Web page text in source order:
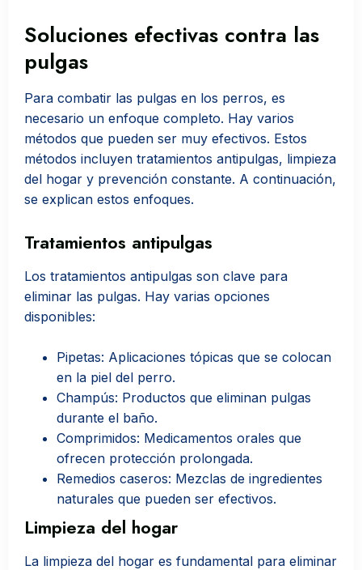
Soluciones efectivas contra las
pulgas
Para combatir las pulgas en los perros, es
necesario un enfoque completo. Hay varios
métodos que pueden ser muy efectivos. Estos
métodos incluyen tratamientos antipulgas, limpieza
del hogar y prevención constante. A continuación,
se explican estos enfoques.
Tratamientos antipulgas
Los tratamientos antipulgas son clave para
eliminar las pulgas. Hay varias opciones
disponibles:
Pipetas: Aplicaciones tópicas que se colocan
en la piel del perro.
Champús: Productos que eliminan pulgas
durante el baño.
Comprimidos: Medicamentos orales que
ofrecen protección prolongada.
Remedios caseros: Mezclas de ingredientes
naturales que pueden ser efectivos.
Limpieza del hogar
La limpieza del hogar es fundamental para eliminar